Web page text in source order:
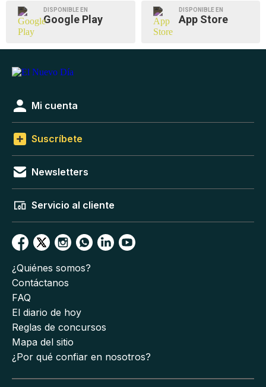
DISPONIBLE EN
Google Play
DISPONIBLE EN
App Store
Mi cuenta
Suscríbete
Newsletters
Servicio al cliente
¿Quiénes somos?
Contáctanos
FAQ
El diario de hoy
Reglas de concursos
Mapa del sitio
¿Por qué confiar en nosotros?